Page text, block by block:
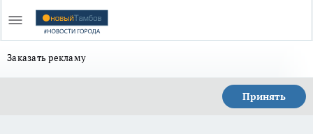
Заказать рекламу
Принять